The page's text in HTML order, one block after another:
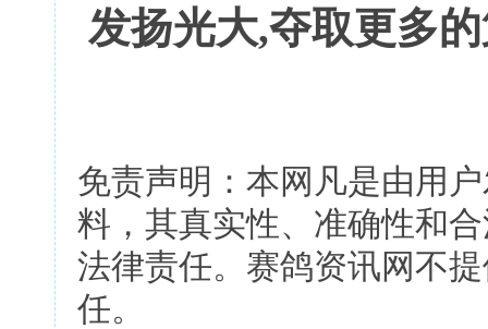
发扬光大,夺取更多
免责声明：本网凡是由用
料，其真实性、准确性和
法律责任。赛鸽资讯网不
任。